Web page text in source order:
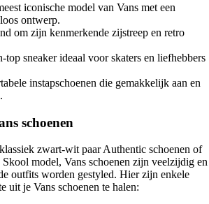
iconische model van Vans met een
ontwerp.
om zijn kenmerkende zijstreep en retro
top sneaker ideaal voor skaters en liefhebbers
instapschoenen die gemakkelijk aan en
schoenen
zwart-wit paar Authentic schoenen of
model, Vans schoenen zijn veelzijdig en
outfits worden gestyled. Hier zijn enkele
uit je Vans schoenen te halen: